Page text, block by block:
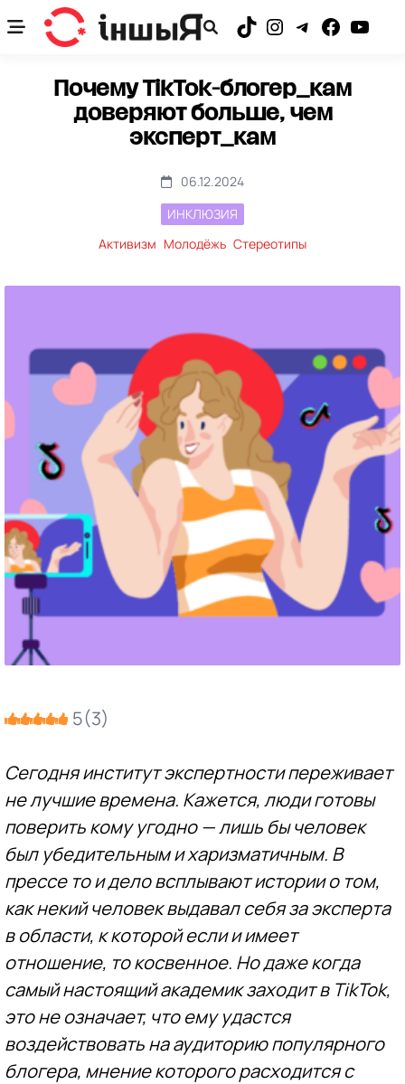
to
Почему TikTok-блогер_кам
доверяют больше, чем
эксперт_кам
06.12.2024
ИНКЛЮЗИЯ
Активизм Молодёжь Стереотипы
5(3)
Сегодня институт экспертности переживает
не лучшие времена. Кажется, люди готовы
поверить кому угодно — лишь бы человек
был убедительным и харизматичным. В
прессе то и дело всплывают истории о том,
как некий человек выдавал себя за эксперта
в области, к которой если и имеет
отношение, то косвенное. Но даже когда
самый настоящий академик заходит в TikTok,
это не означает, что ему удастся
воздействовать на аудиторию популярного
блогера, мнение которого расходится с